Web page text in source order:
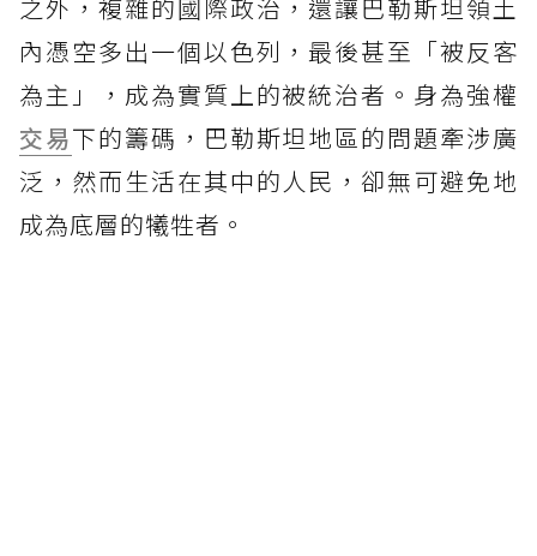
之外，複雜的國際政治，還讓巴勒斯坦領土
內憑空多出一個以色列，最後甚至「被反客
為主」，成為實質上的被統治者。身為強權
交易下的籌碼，巴勒斯坦地區的問題牽涉廣
泛，然而生活在其中的人民，卻無可避免地
成為底層的犧牲者。